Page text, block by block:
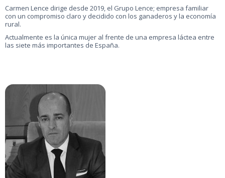
Carmen Lence dirige desde 2019, el Grupo Lence; empresa familiar
con un compromiso claro y decidido con los ganaderos y la economía
rural.
Actualmente es la única mujer al frente de una empresa láctea entre
las siete más importantes de España.